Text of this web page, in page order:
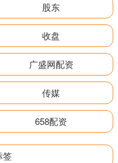
股东
收盘
广盛网配资
传媒
658配资
签